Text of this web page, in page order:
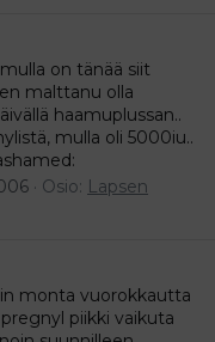
on tänää siit
malttanu olla
haamuplussan..
mulla oli 5000iu..
Osio: Lapsen
monta vuorokkautta
piikki vaikuta